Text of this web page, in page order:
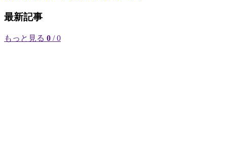
最新記事
もっと見る 0 / 0